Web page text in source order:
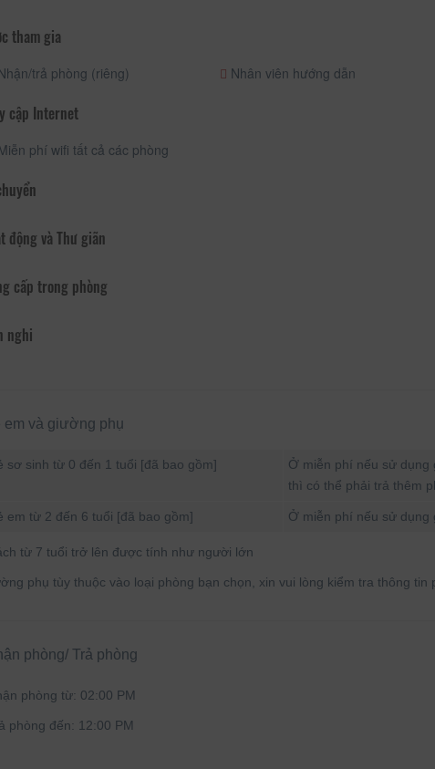
tham gia
trả phòng (riêng) Nhân viên hướng dẫn
cập Internet
phí wifi tất cả các phòng
động và Thư giãn
cấp trong phòng
nghi
em và giường phụ
sơ sinh từ 0 đến 1 tuổi [đã bao gồm]
Ở miễn phí nếu sử dụng
thì có thể phải trả thêm
em từ 2 đến 6 tuổi [đã bao gồm] Ở miễn phí nếu sử dụng
từ 7 tuổi trở lên được tính như người lớn
phụ tùy thuộc vào loại phòng bạn chọn, xin vui lòng kiểm tra thông tin
phòng/ Trả phòng
phòng từ: 02:00 PM
phòng đến: 12:00 PM